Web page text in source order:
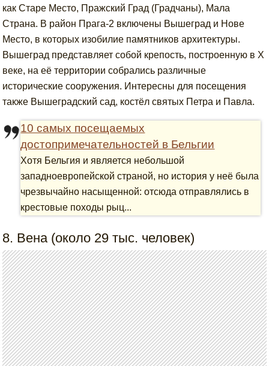
как Старе Место, Пражский Град (Градчаны), Мала
Страна. В район Прага-2 включены Вышеград и Нове
Место, в которых изобилие памятников архитектуры.
Вышеград представляет собой крепость, построенную в X
веке, на её территории собрались различные
исторические сооружения. Интересны для посещения
также Вышеградский сад, костёл святых Петра и Павла.
10 самых посещаемых
достопримечательностей в Бельгии
Хотя Бельгия и является небольшой
западноевропейской страной, но история у неё была
чрезвычайно насыщенной: отсюда отправлялись в
крестовые походы рыц...
8. Вена (около 29 тыс. человек)